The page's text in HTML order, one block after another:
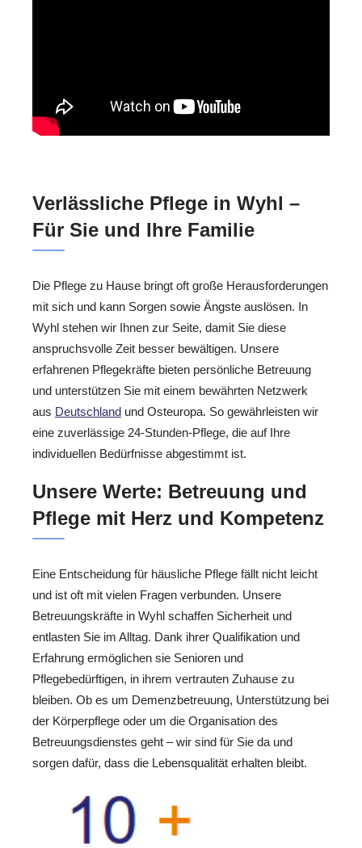
Verlässliche Pflege in Wyhl –
Für Sie und Ihre Familie
Die Pflege zu Hause bringt oft große Herausforderungen
mit sich und kann Sorgen sowie Ängste auslösen. In
Wyhl stehen wir Ihnen zur Seite, damit Sie diese
anspruchsvolle Zeit besser bewältigen. Unsere
erfahrenen Pflegekräfte bieten persönliche Betreuung
und unterstützen Sie mit einem bewährten Netzwerk
aus Deutschland und Osteuropa. So gewährleisten wir
eine zuverlässige 24-Stunden-Pflege, die auf Ihre
individuellen Bedürfnisse abgestimmt ist.
Unsere Werte: Betreuung und
Pflege mit Herz und Kompetenz
Eine Entscheidung für häusliche Pflege fällt nicht leicht
und ist oft mit vielen Fragen verbunden. Unsere
Betreuungskräfte in Wyhl schaffen Sicherheit und
entlasten Sie im Alltag. Dank ihrer Qualifikation und
Erfahrung ermöglichen sie Senioren und
Pflegebedürftigen, in ihrem vertrauten Zuhause zu
bleiben. Ob es um Demenzbetreuung, Unterstützung bei
der Körperpflege oder um die Organisation des
Betreuungsdienstes geht – wir sind für Sie da und
sorgen dafür, dass die Lebensqualität erhalten bleibt.